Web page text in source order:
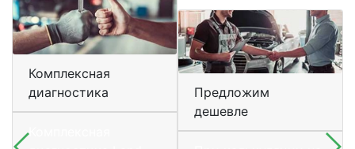
Комплексная
диагностика
Комплексная
Предложим
дешевле